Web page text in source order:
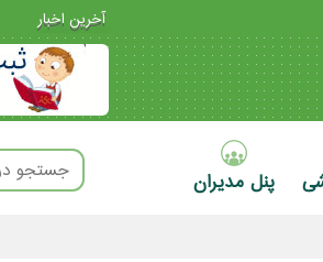
آخرین اخبار
پنل مدیران